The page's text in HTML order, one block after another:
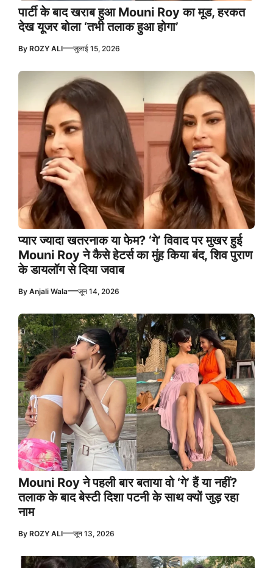
पार्टी के बाद खराब हुआ Mouni Roy का मूड, हरकत
देख यूजर बोला ‘तभी तलाक हुआ होगा’
By ROZY ALI—जुलाई 15, 2026
प्यार ज्यादा खतरनाक या फेम? ‘गे’ विवाद पर मुखर हुई
Mouni Roy ने कैसे हेटर्स का मुंह किया बंद, शिव पुराण
के डायलॉग से दिया जवाब
By Anjali Wala—जून 14, 2026
Mouni Roy ने पहली बार बताया वो ‘गे’ हैं या नहीं?
तलाक के बाद बेस्टी दिशा पटनी के साथ क्यों जुड़ रहा
नाम
By ROZY ALI—जून 13, 2026